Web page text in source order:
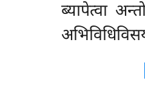
ब्यापेत्वा